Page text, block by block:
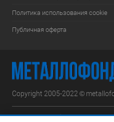
Политика использования cookie
Публичная оферта
Copyright 2005-2022 ©
Московская область,